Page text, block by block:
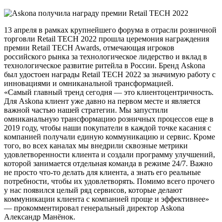
13 апреля в рамках крупнейшего форума в отрасли розничной
торговли Retail TECH 2022 прошла церемония награждения
премии Retail TECH Awards, отмечающая игроков
российского рынка за технологическое лидерство и вклад в
технологическое развитие ритейла в России. Бренд Askona
был удостоен награды Retail TECH 2022 за значимую работу с
инновациями и омниканальной трансформацией.
«Самый главный тренд сегодня — это клиентоцентричность.
Для Askona клиент уже давно на первом месте и является
важной частью нашей стратегии. Мы запустили
омниканальную трансформацию розничных процессов еще в
2019 году, чтобы наши покупатели в каждой точке касания с
компанией получали единую коммуникацию и сервис. Кроме
того, во всех каналах мы внедрили сквозные метрики
удовлетворенности клиента и создали программу улучшений,
которой занимается отдельная команда в режиме 24/7. Важно
не просто что-то делать для клиента, а знать его реальные
потребности, чтобы их удовлетворять. Помимо всего прочего
у нас появился целый ряд сервисов, которые делают
коммуникации клиента с компанией проще и эффективнее»
— прокомментировал генеральный директор Askona
Александр Манёнок.